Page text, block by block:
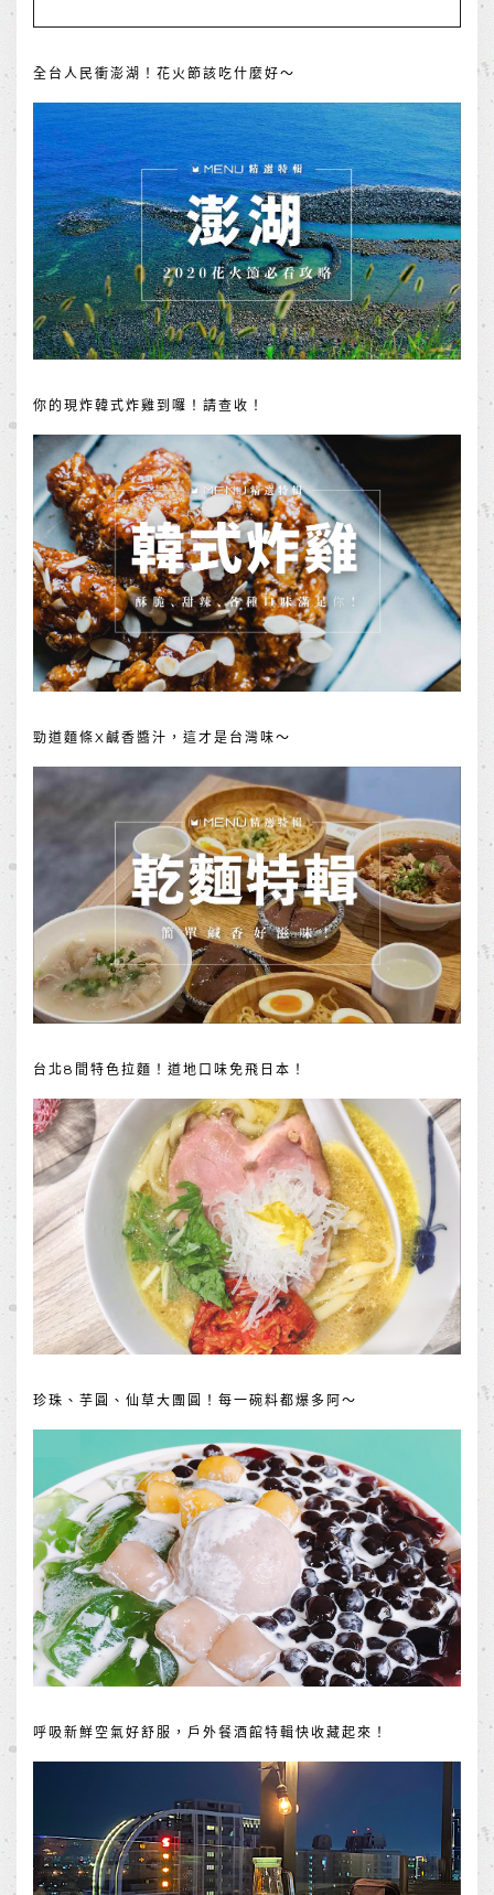
全台人民衝澎湖！花火節該吃什麼好～
你的現炸韓式炸雞到囉！請查收！
勁道麵條X鹹香醬汁，這才是台灣味～
台北8間特色拉麵！道地口味免飛日本！
珍珠、芋圓、仙草大團圓！每一碗料都爆多阿～
呼吸新鮮空氣好舒服，戶外餐酒館特輯快收藏起來！